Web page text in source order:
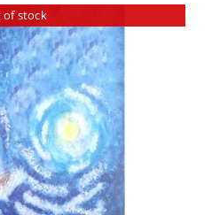
of stock